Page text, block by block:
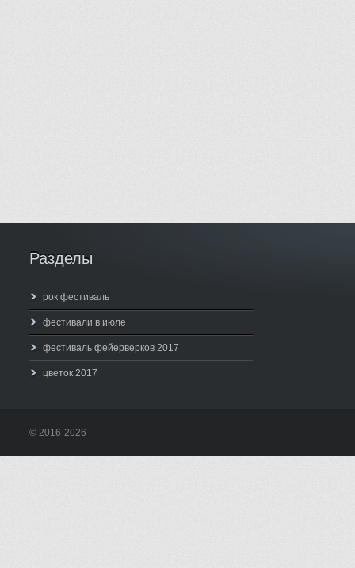
Разделы
рок фестиваль
фестивали в июле
фестиваль фейерверков 2017
цветок 2017
© 2016-2026 -